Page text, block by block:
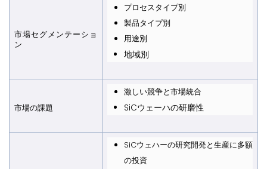
市場セグメンテーショ
ン
プロセスタイプ別
製品タイプ別
用途別
地域別
市場の課題
激しい競争と市場統合
SiCウェーハの研磨性
SiCウェハーの研究開発と生産に多額
の投資